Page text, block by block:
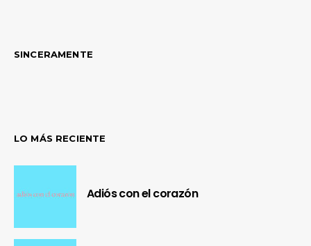
SINCERAMENTE
LO MÁS RECIENTE
Adiós con el corazón